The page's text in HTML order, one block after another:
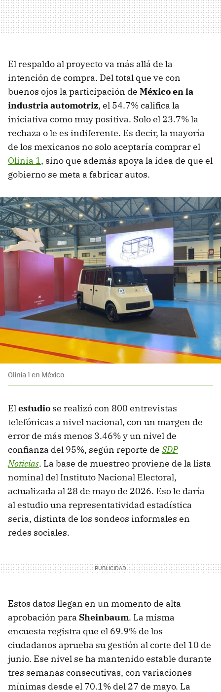
El respaldo al proyecto va más allá de la
intención de compra. Del total que ve con
buenos ojos la participación de México en la
industria automotriz, el 54.7% califica la
iniciativa como muy positiva. Solo el 23.7% la
rechaza o le es indiferente. Es decir, la mayoría
de los mexicanos no solo aceptaría comprar el
Olinia 1, sino que además apoya la idea de que el
gobierno se meta a fabricar autos.
Olinia 1 en México.
Elestudio se realizó con 800 entrevistas
telefónicas a nivel nacional, con un margen de
error de más menos 3.46% y un nivel de
confianza del 95%, según reporte de SDP
Noticias. La base de muestreo proviene de la lista
nominal del Instituto Nacional Electoral,
actualizada al 28 de mayo de 2026. Eso le daría
al estudio una representatividad estadística
seria, distinta de los sondeos informales en
redes sociales.
Estos datos llegan en un momento de alta
aprobación para Sheinbaum. La misma
encuesta registra que el 69.9% de los
ciudadanos aprueba su gestión al corte del 10 de
junio. Ese nivel se ha mantenido estable durante
tres semanas consecutivas, con variaciones
mínimas desde el 70.1% del 27 de mayo. La